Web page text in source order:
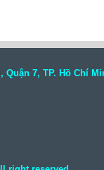
Quận 7, TP. Hồ Chí